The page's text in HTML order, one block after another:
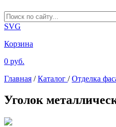
SVG
Корзина
0 руб.
Главная / Каталог / Отделка
Уголок